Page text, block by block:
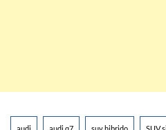
audi audi q7 suv hibrido SUV